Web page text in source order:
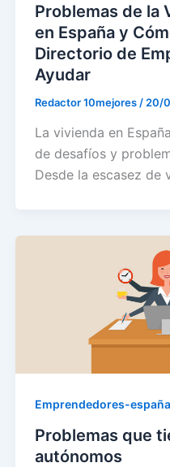
Problemas de la
en España y
Directorio de
Ayudar
Redactor 10mejores / 20/
La vivienda en
de desafíos y
Desde la escasez de
Emprendedores-españa
Problemas que
autónomos